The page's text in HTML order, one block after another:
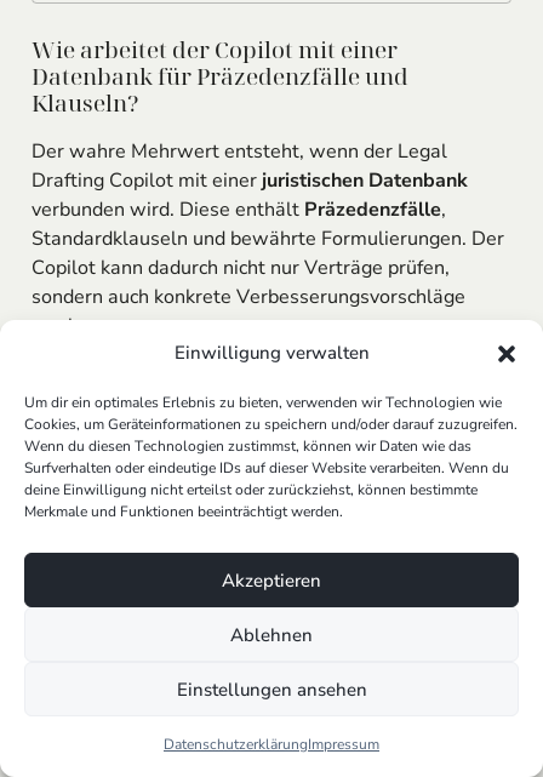
Einwilligung verwalten
Um dir ein optimales Erlebnis zu bieten, verwenden wir Technologien wie
Cookies, um Geräteinformationen zu speichern und/oder darauf zuzugreifen.
Wenn du diesen Technologien zustimmst, können wir Daten wie das
Surfverhalten oder eindeutige IDs auf dieser Website verarbeiten. Wenn du
deine Einwilligung nicht erteilst oder zurückziehst, können bestimmte
Merkmale und Funktionen beeinträchtigt werden.
Akzeptieren
Ablehnen
Einstellungen ansehen
DatenschutzerklärungImpressum
Wie arbeitet der Copilot mit einer
Datenbank für Präzedenzfälle und
Klauseln?
Der wahre Mehrwert entsteht, wenn der Legal
Drafting Copilot mit einer juristischen Datenbank
verbunden wird. Diese enthält Präzedenzfälle,
Standardklauseln und bewährte Formulierungen. Der
Copilot kann dadurch nicht nur Verträge prüfen,
sondern auch konkrete Verbesserungsvorschläge
machen:
Standards?
Wo gibt es Abweichungen, die Risiken bergen
könnten?
Welche Alternativen sind in vergleichbaren
Fällen erfolgreich eingesetzt worden?
Dieses Zusammenspiel ausWissensmanagement
automatisierter Dokumentenanalyse
KI-Toolsab. Während
korrekt ist, kann der Copilot Empfehlungen geben, die
Was bedeutet Halluzination im Umgang mit